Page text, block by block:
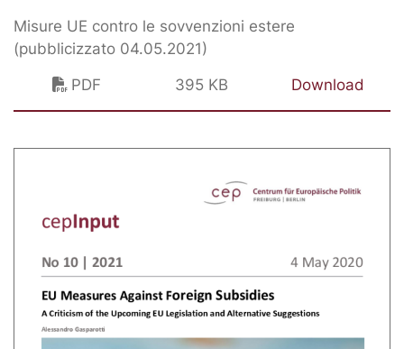
Misure UE contro le sovvenzioni estere
(pubblicizzato 04.05.2021)
PDF
395 KB Download